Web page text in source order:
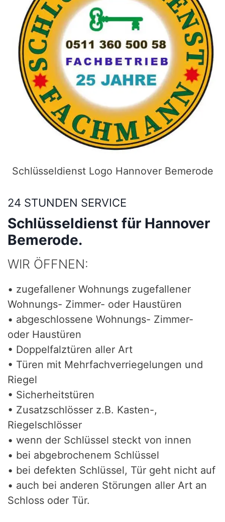
Schlüsseldienst Logo Hannover Bemerode
24 STUNDEN SERVICE
Schlüsseldienst für Hannover
Bemerode.
WIR ÖFFNEN:
• zugefallener Wohnungs zugefallener
Wohnungs- Zimmer- oder Haustüren
• abgeschlossene Wohnungs- Zimmer-
oder Haustüren
• Doppelfalztüren aller Art
• Türen mit Mehrfachverriegelungen und
Riegel
• Sicherheitstüren
• Zusatzschlösser z.B. Kasten-,
Riegelschlösser
• wenn der Schlüssel steckt von innen
• bei abgebrochenem Schlüssel
• bei defekten Schlüssel, Tür geht nicht auf
• auch bei anderen Störungen aller Art an
Schloss oder Tür.